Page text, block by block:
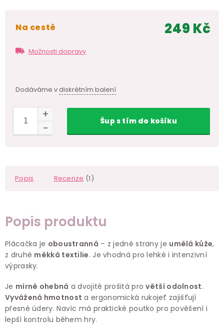
na cestě
Možnosti dopravy
Dodáváme vdiskrétním balení
249 Kč
Šups tímdo košíku
Popis Recenze (1)
Popis produktu
Plácačka je oboustranná – z jedné strany je umělá kůže,
z druhé měkká textilie. Je vhodná pro lehké i intenzivní
výprasky.
Je mírně ohebná a dvojitě prošitá provětší odolnost.
Vyvážená hmotnost a ergonomická rukojeť zajišťují
přesné údery. Navíc má praktické poutko pro pověšení i
lepší kontrolu během hry.